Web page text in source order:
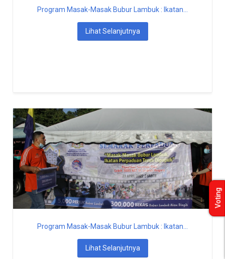
Program Masak-Masak Bubur Lambuk : Ikatan...
Lihat Selanjutnya
Program Masak-Masak Bubur Lambuk : Ikatan...
Lihat Selanjutnya
Voting